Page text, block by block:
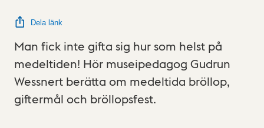
Dela länk
Man fick inte gifta sig hur som helst på
medeltiden! Hör museipedagog Gudrun
Wessnert berätta om medeltida bröllop,
giftermål och bröllopsfest.